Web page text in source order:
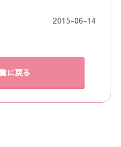
2015-06-14
に戻る